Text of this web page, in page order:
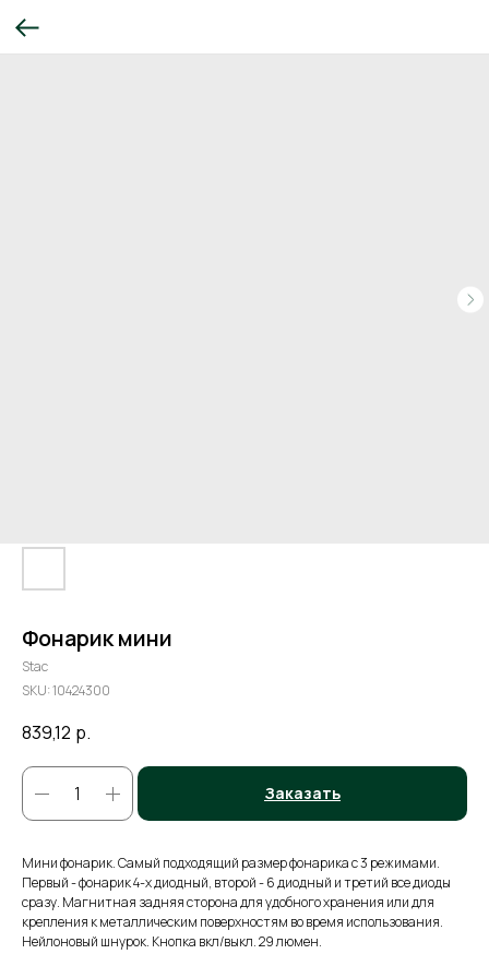
Фонарик мини
Stac
SKU:10424300
839,12 р.
Заказать
Мини фонарик. Самый подходящий размер фонарика с 3 режимами.
Первый - фонарик 4-х диодный, второй - 6 диодный и третий все диоды
сразу. Магнитная задняя сторона для удобного хранения или для
крепления к металлическим поверхностям во время использования.
Нейлоновый шнурок. Кнопка вкл/выкл. 29 люмен.